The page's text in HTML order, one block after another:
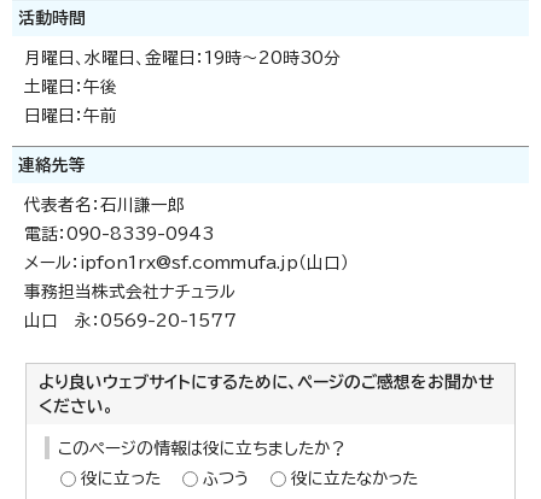
活動時間
月曜日、水曜日、金曜日：19時～20時30分
土曜日：午後
日曜日：午前
連絡先等
代表者名：石川謙一郎
電話：090-8339-0943
メール：ipfon1rx@sf.commufa.jp（山口）
事務担当株式会社ナチュラル
山口 永：0569-20-1577
より良いウェブサイトにするために、ページのご感想をお聞かせ
ください。
このページの情報は役に立ちましたか？
役に立った
ふつう 役に立たなかった